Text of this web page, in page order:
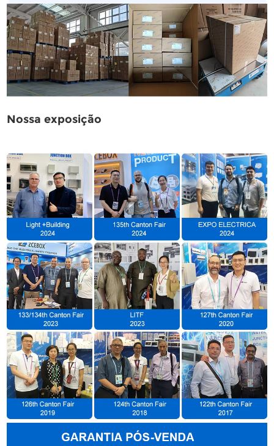
Nossa exposição